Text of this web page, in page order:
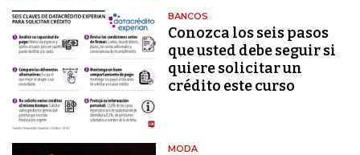
BANCOS
Conozca los seis pasos
que usted debe seguir si
quiere solicitar un
crédito este curso
MODA